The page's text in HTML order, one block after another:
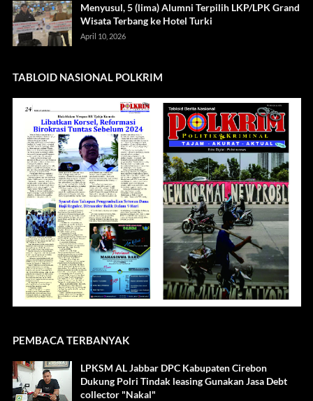
Menyusul, 5 (lima) Alumni Terpilih LKP/LPK Grand
Wisata Terbang ke Hotel Turki
April 10, 2026
TABLOID NASIONAL POLKRIM
PEMBACA TERBANYAK
LPKSM AL Jabbar DPC Kabupaten Cirebon
Dukung Polri Tindak leasing Gunakan Jasa Debt
collector "Nakal"